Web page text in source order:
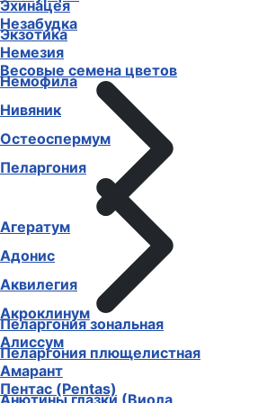
Незабудка
Немезия
Немофила
Нивяник
Остеоспермум
Пеларгония
Пеларгония зональная
Пеларгония плющелистная
Пентас (Pentas)
Эхинацея
Экзотика
Весовые семена цветов
Агератум
Адонис
Аквилегия
Акроклинум
Алиссум
Амарант
Анютины глазки (Виола